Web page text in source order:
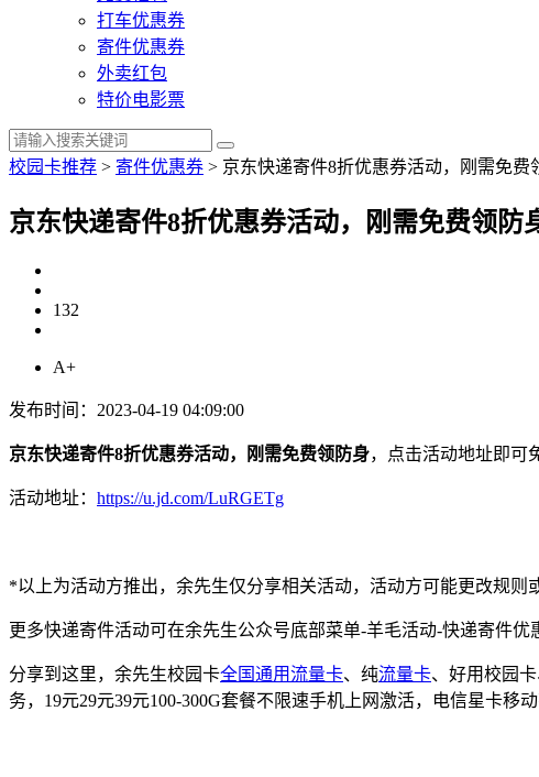
打车优惠券
寄件优惠券
外卖红包
特价电影票
校园卡推荐 > 寄件优惠券 > 京东快递寄件8折优惠券活动，刚需免费
京东快递寄件8折优惠券活动，刚需免费领防
132
A+
发布时间：2023-04-19 04:09:00
京东快递寄件8折优惠券活动，刚需免费领防身，点击活动地址即可
活动地址： https://u.jd.com/LuRGETg
*以上为活动方推出，余先生仅分享相关活动，活动方可能更改规则
更多快递寄件活动可在余先生公众号底部菜单-羊毛活动-快递寄件优
分享到这里，余先生校园卡全国通用流量卡、纯流量卡、好用校园
务，19元29元39元100-300G套餐不限速手机上网激活，电信星卡移